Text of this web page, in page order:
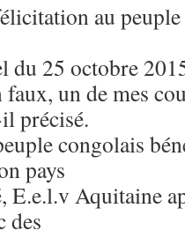
au
du 25 octobre
faux, un de mes
précisé.
congolais
pays
E.e.l.v Aquitaine
des